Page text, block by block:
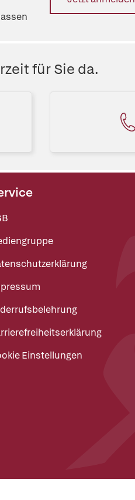
für Sie da.
Einstellungen